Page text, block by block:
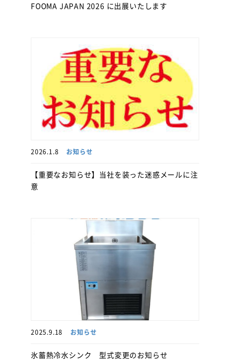
FOOMA JAPAN 2026 に出展いたします
2026.1.8 お知らせ
【重要なお知らせ】当社を装った迷惑メールに注
意
2025.9.18 お知らせ
氷蓄熱冷水シンク 型式変更のお知らせ